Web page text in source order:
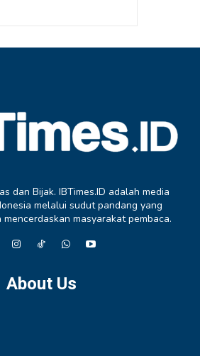
dan Bijak. IBTimes.ID adalah media
melalui sudut pandang yang
masyarakat pembaca.
About Us